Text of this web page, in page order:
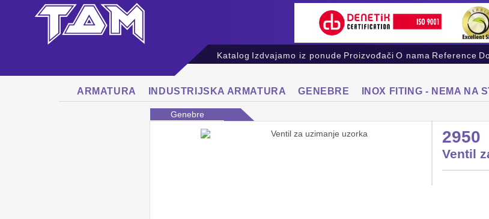
Katalog Izdvajamo iz ponude Proizvođači O nama Reference
ARMATURA INDUSTRIJSKA ARMATURA GENEBRE INOX FITING - NEMA NA
Genebre
2950
Ventil